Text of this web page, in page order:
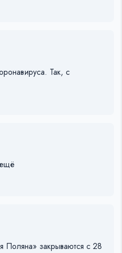
Так, с
Поляна» закрываются с 28